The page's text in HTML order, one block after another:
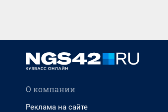
О компании
Реклама на сайте